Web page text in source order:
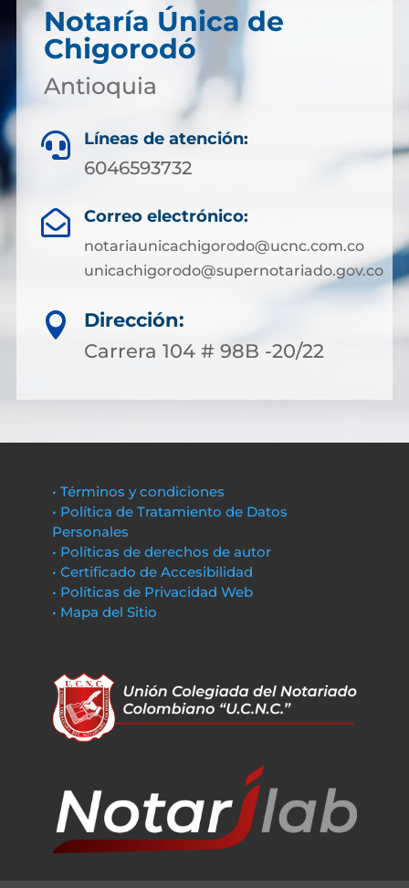
Notaría Única de
Chigorodó
Antioquia
 Líneas de atención:
6046593732
 Correo electrónico:
notariaunicachigorodo@ucnc.com.co
unicachigorodo@supernotariado.gov.co

Dirección:
Carrera 104 # 98B -20/22
• Términos y condiciones
• Política de Tratamiento de Datos
Personales
• Políticas de derechos de autor
• Certificado de Accesibilidad
• Políticas de Privacidad Web
• Mapa del Sitio